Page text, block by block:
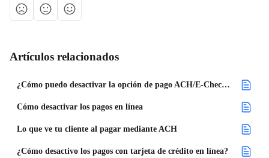
Artículos relacionados
¿Cómo puedo desactivar la opción de pago ACH/E-Check para mis futuros proyectos?
Cómo desactivar los pagos en línea
Lo que ve tu cliente al pagar mediante ACH
¿Cómo desactivo los pagos con tarjeta de crédito en línea?